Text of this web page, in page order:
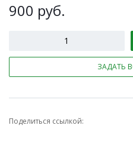
900 руб.
ЗАДАТЬ
Поделиться ссылкой: